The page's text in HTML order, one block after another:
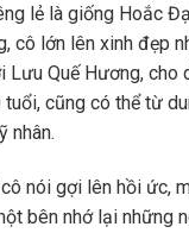
lẻ là giống Hoắc
cô lớn lên xinh đẹp
Lưu Quế Hương, cho
cũng có thể từ
nhân.
nói gợi lên hồi ức,
bên nhớ lại những